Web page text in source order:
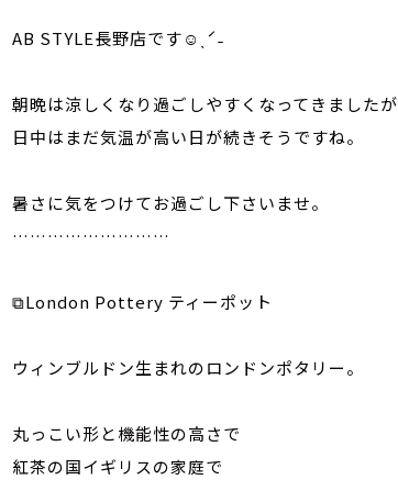
AB STYLE長野店です☺︎ ˎˊ˗
朝晩は涼しくなり過ごしやすくなってきましたが
日中はまだ気温が高い日が続きそうですね。
暑さに気をつけてお過ごし下さいませ。
………………………
⧉London Pottery ティーポット
ウィンブルドン生まれのロンドンポタリー。
丸っこい形と機能性の高さで
紅茶の国イギリスの家庭で